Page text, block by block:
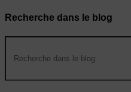
Recherche dans le blog